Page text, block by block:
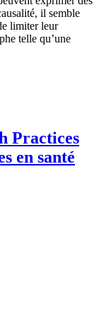
il semble
limiter leur
telle qu’une
Practices
en santé